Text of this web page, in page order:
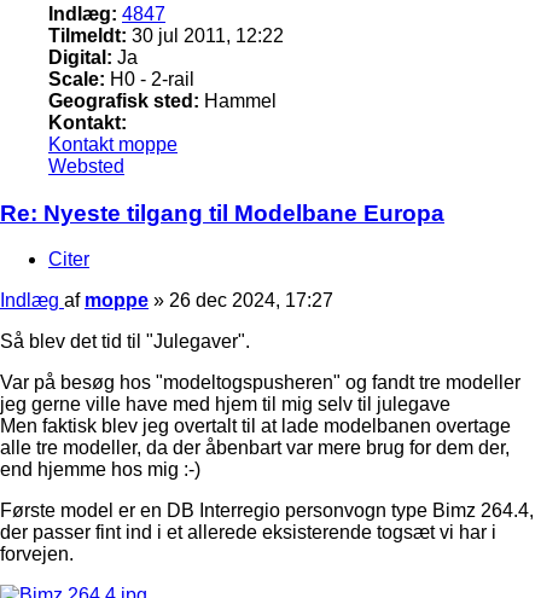
Indlæg: 4847
Tilmeldt: 30 jul 2011, 12:22
Digital: Ja
Scale: H0 - 2-rail
Geografisk sted: Hammel
Kontakt:
Kontakt moppe
Websted
Re: Nyeste tilgang til Modelbane Europa
Citer
Indlæg af moppe » 26 dec 2024, 17:27
Så blev det tid til "Julegaver".
Var på besøg hos "modeltogspusheren" og fandt tre modeller
jeg gerne ville have med hjem til mig selv til julegave
Men faktisk blev jeg overtalt til at lade modelbanen overtage
alle tre modeller, da der åbenbart var mere brug for dem der,
end hjemme hos mig :-)
Første model er en DB Interregio personvogn type Bimz 264.4,
der passer fint ind i et allerede eksisterende togsæt vi har i
forvejen.